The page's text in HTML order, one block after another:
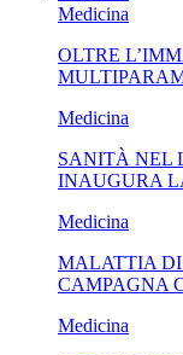
Medicina
OLTRE
Medicina
SANITÀ NEL
INAUGURA
Medicina
MALATTIA DI
CAMPAGNA
Medicina